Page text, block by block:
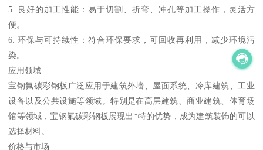
5. 良好的加工性能：易于切割、折弯、冲孔等加工操作，灵活方
便。
6. 环保与可持续性：符合环保要求，可回收再利用，减少环境污
染。
应用领域
宝钢氟碳彩钢板广泛应用于建筑外墙、屋面系统、冷库建筑、工业
设备以及公共设施等领域。特别是在高层建筑、商业建筑、体育场
馆等领域，宝钢氟碳彩钢板展现出*特的优势，成为建筑装饰的可以
选择材料。
价格与市场